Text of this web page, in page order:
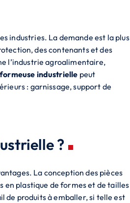
industries. La demande est la plus
des contenants et des
l’industrie agroalimentaire,
industrielle peut
: garnissage, support de
?
La conception des pièces
en plastique de formes et de tailles
de produits à emballer, si telle est